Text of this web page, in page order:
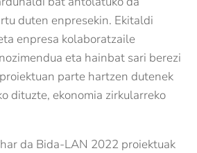
duten enpresekin. Ekitaldi
enpresa kolaboratzaile
eta hainbat sari berezi
parte hartzen dutenek
dituzte, ekonomia zirkularreko
da Bida-LAN 2022 proiektuak